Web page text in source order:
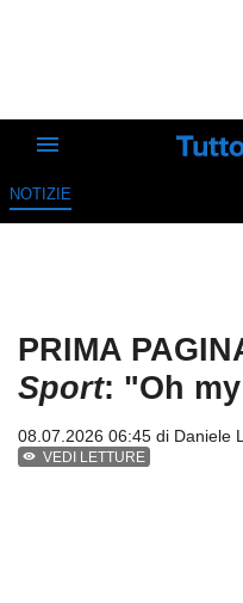
NOTIZIE
PRIMA
Sport: "Oh
08.07.2026 06:45 di Daniele
VEDI LETTURE